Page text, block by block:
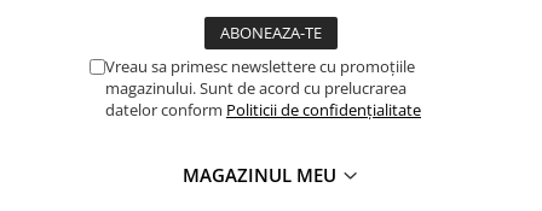
Acumulatori
Vreau sa primesc newslettere cu promoțiile
magazinului. Sunt de acord cu prelucrarea
datelor conform Politicii de confidențialitate
MAGAZINUL MEU